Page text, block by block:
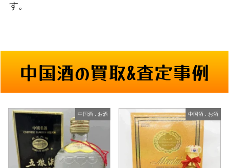
す。
中国酒の買取&査定事例
中国酒 , お酒 中国酒 , お酒